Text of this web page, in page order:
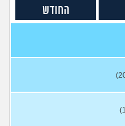
עצות
עצות
החודש